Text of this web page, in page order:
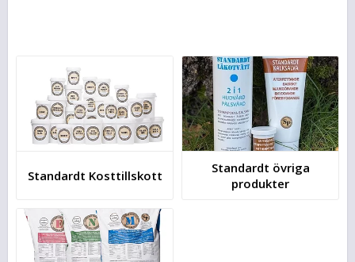
Standardt Kosttillskott
Standardt övriga
produkter